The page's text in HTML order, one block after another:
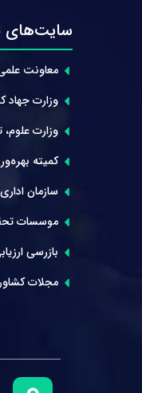
سایت‌های
معاونت
وزارت جهاد
وزارت
کمیته
سازمان
موسسات
بازرسی
مجلات